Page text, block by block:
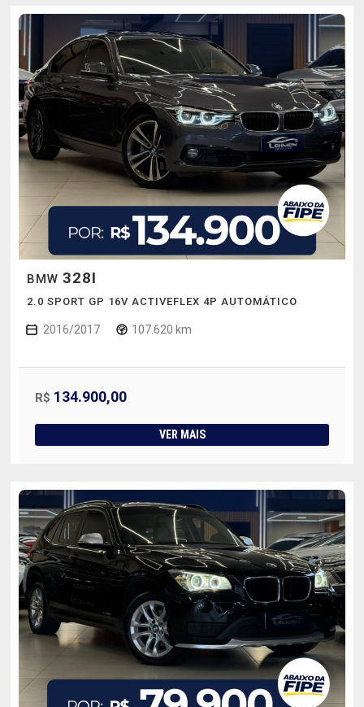
BMW 328I
2.0 SPORT GP 16V ACTIVEFLEX 4P AUTOMÁTICO
2016/2017 107.620 km
R$ 134.900,00
VER MAIS